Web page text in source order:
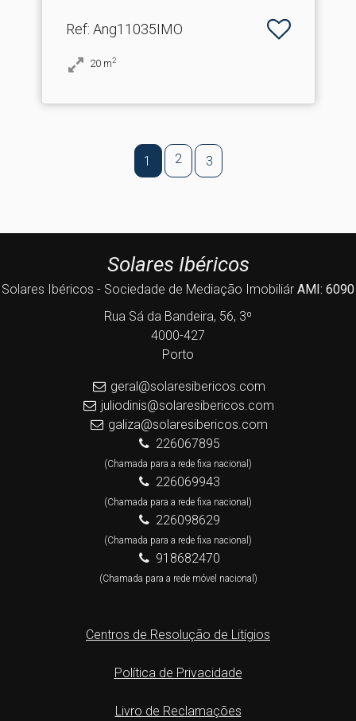
Ref: Ang11035IMO
20 m2
1 2 3
Solares Ibéricos
Solares Ibéricos - Sociedade de Mediação Imobiliár AMI: 6090
Rua Sá da Bandeira, 56, 3º
4000-427
Porto
geral@solaresibericos.com
juliodinis@solaresibericos.com
galiza@solaresibericos.com
226067895
(Chamada para a rede fixa nacional)
226069943
(Chamada para a rede fixa nacional)
226098629
(Chamada para a rede fixa nacional)
918682470
(Chamada para a rede móvel nacional)
Centros de Resolução de Litígios
Política de Privacidade
Livro de Reclamações